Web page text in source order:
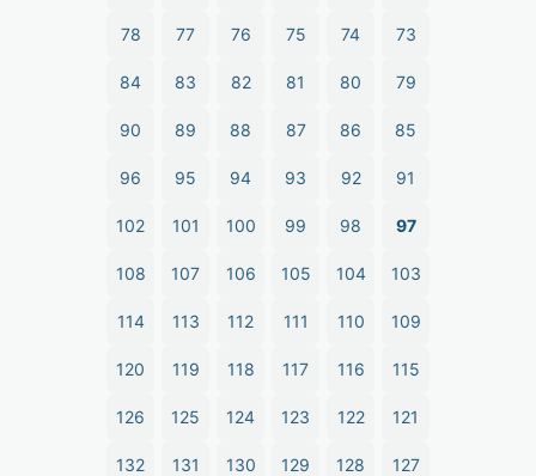
73
74
75
76
77
78
79
80
81
82
83
84
85
86
87
88
89
90
91
92
93
94
95
96
97
98
99
100
101
102
103
104
105
106
107
108
109
110
111
112
113
114
115
116
117
118
119
120
121
122
123
124
125
126
127
128
129
130
131
132